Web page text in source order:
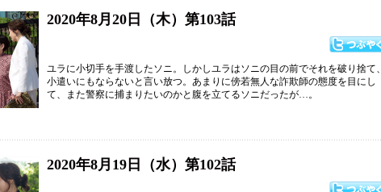
2020年8月20日（木）第103話
ユラに小切手を手渡したソニ。しかしユラはソニの目の前でそれを破り捨て、
小遣いにもならないと言い放つ。あまりに傍若無人な詐欺師の態度を目にし
て、また警察に捕まりたいのかと腹を立てるソニだったが…。
2020年8月19日（水）第102話